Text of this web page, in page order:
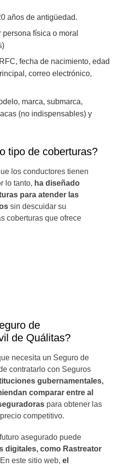
años de antigüedad.
física o moral
fecha de nacimiento, edad
correo electrónico,
marca, submarca,
(no indispensables) y
tipo de coberturas?
los conductores tienen
lo tanto, ha diseñado
para atender las
sin descuidar su
coberturas que ofrece
de
de Quálitas?
necesita un Seguro de
contratarlo con Seguros
gubernamentales,
comparar entre al
para obtener las
competitivo.
asegurado puede
digitales, como Rastreator
este sitio web, el